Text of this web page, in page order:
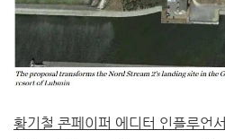
황기철 콘페이퍼 에디터 인플루언서